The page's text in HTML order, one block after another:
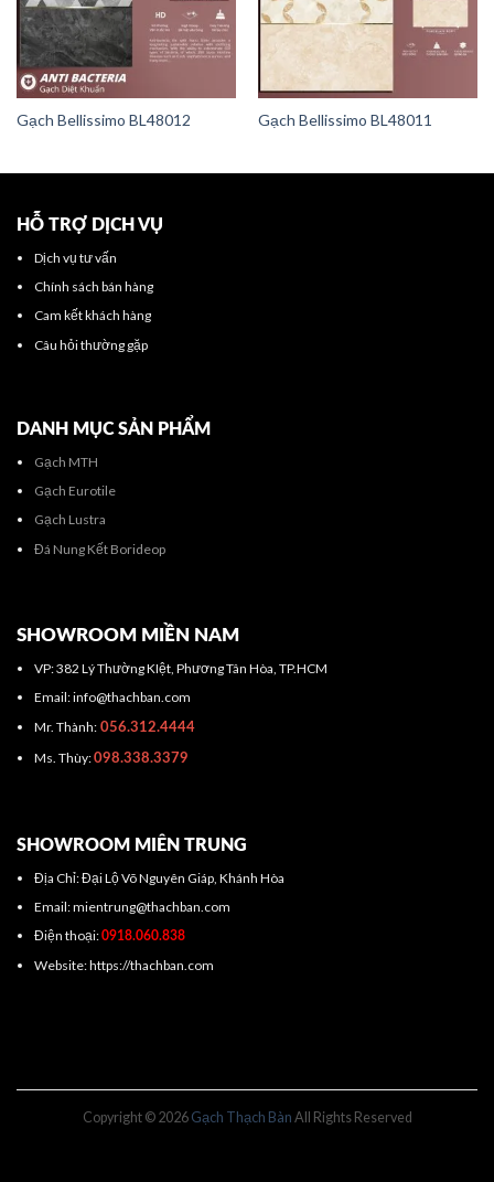
Gạch Bellissimo BL48012 Gạch Bellissimo BL48011
HỖ TRỢ DỊCH VỤ
Dịch vụ tư vấn
Chính sách bán hàng
Cam kết khách hàng
Câu hỏi thường gặp
DANH MỤC SẢN PHẨM
Gạch MTH
Gạch Eurotile
Gạch Lustra
Đá Nung Kết Borideop
SHOWROOM MIỀN NAM
VP: 382 Lý Thường KIệt, Phương Tân Hòa, TP.HCM
Email: info@thachban.com
Mr. Thành:056.312.4444
Ms. Thùy:098.338.3379
SHOWROOM MIÊN TRUNG
Địa Chỉ: Đại Lộ Võ Nguyên Giáp, Khánh Hòa
Email: mientrung@thachban.com
Điện thoại:0918.060.838
Website: https://thachban.com
Copyright © 2026 Gạch Thạch Bàn All Rights Reserved